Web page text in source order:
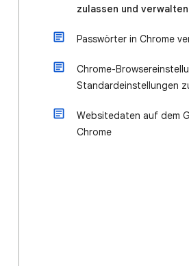
zulassen und verwalten
Passwörter in Chrome
Chrome-
Standardeinstellungen
Websitedaten auf dem
Chrome